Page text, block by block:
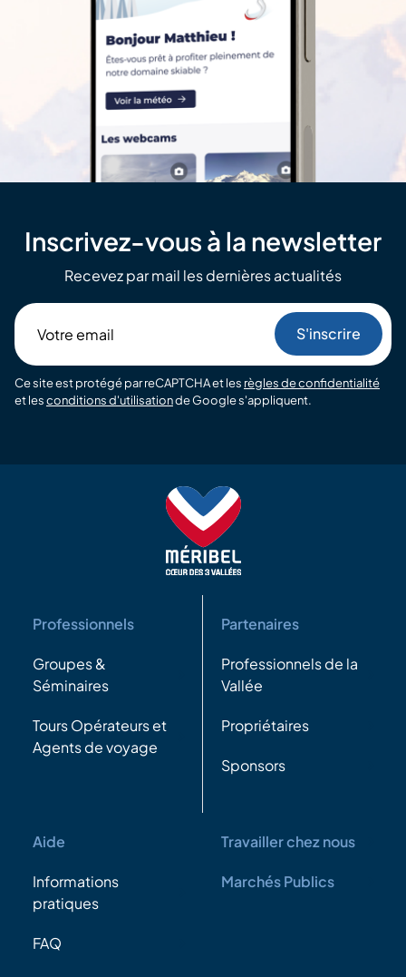
Inscrivez-vous à la newsletter
Recevez par mail les dernières actualités
email
Ce site est protégé par reCAPTCHA et les règles de confidentialité
et lesconditions d'utilisationde Google s'appliquent.
Professionnels
Groupes &
Séminaires
Tours Opérateurs et
Agents de voyage
Partenaires
Professionnels de la
Vallée
Propriétaires
Sponsors
Aide
Informations
pratiques
FAQ
Travailler chez nous
Marchés Publics